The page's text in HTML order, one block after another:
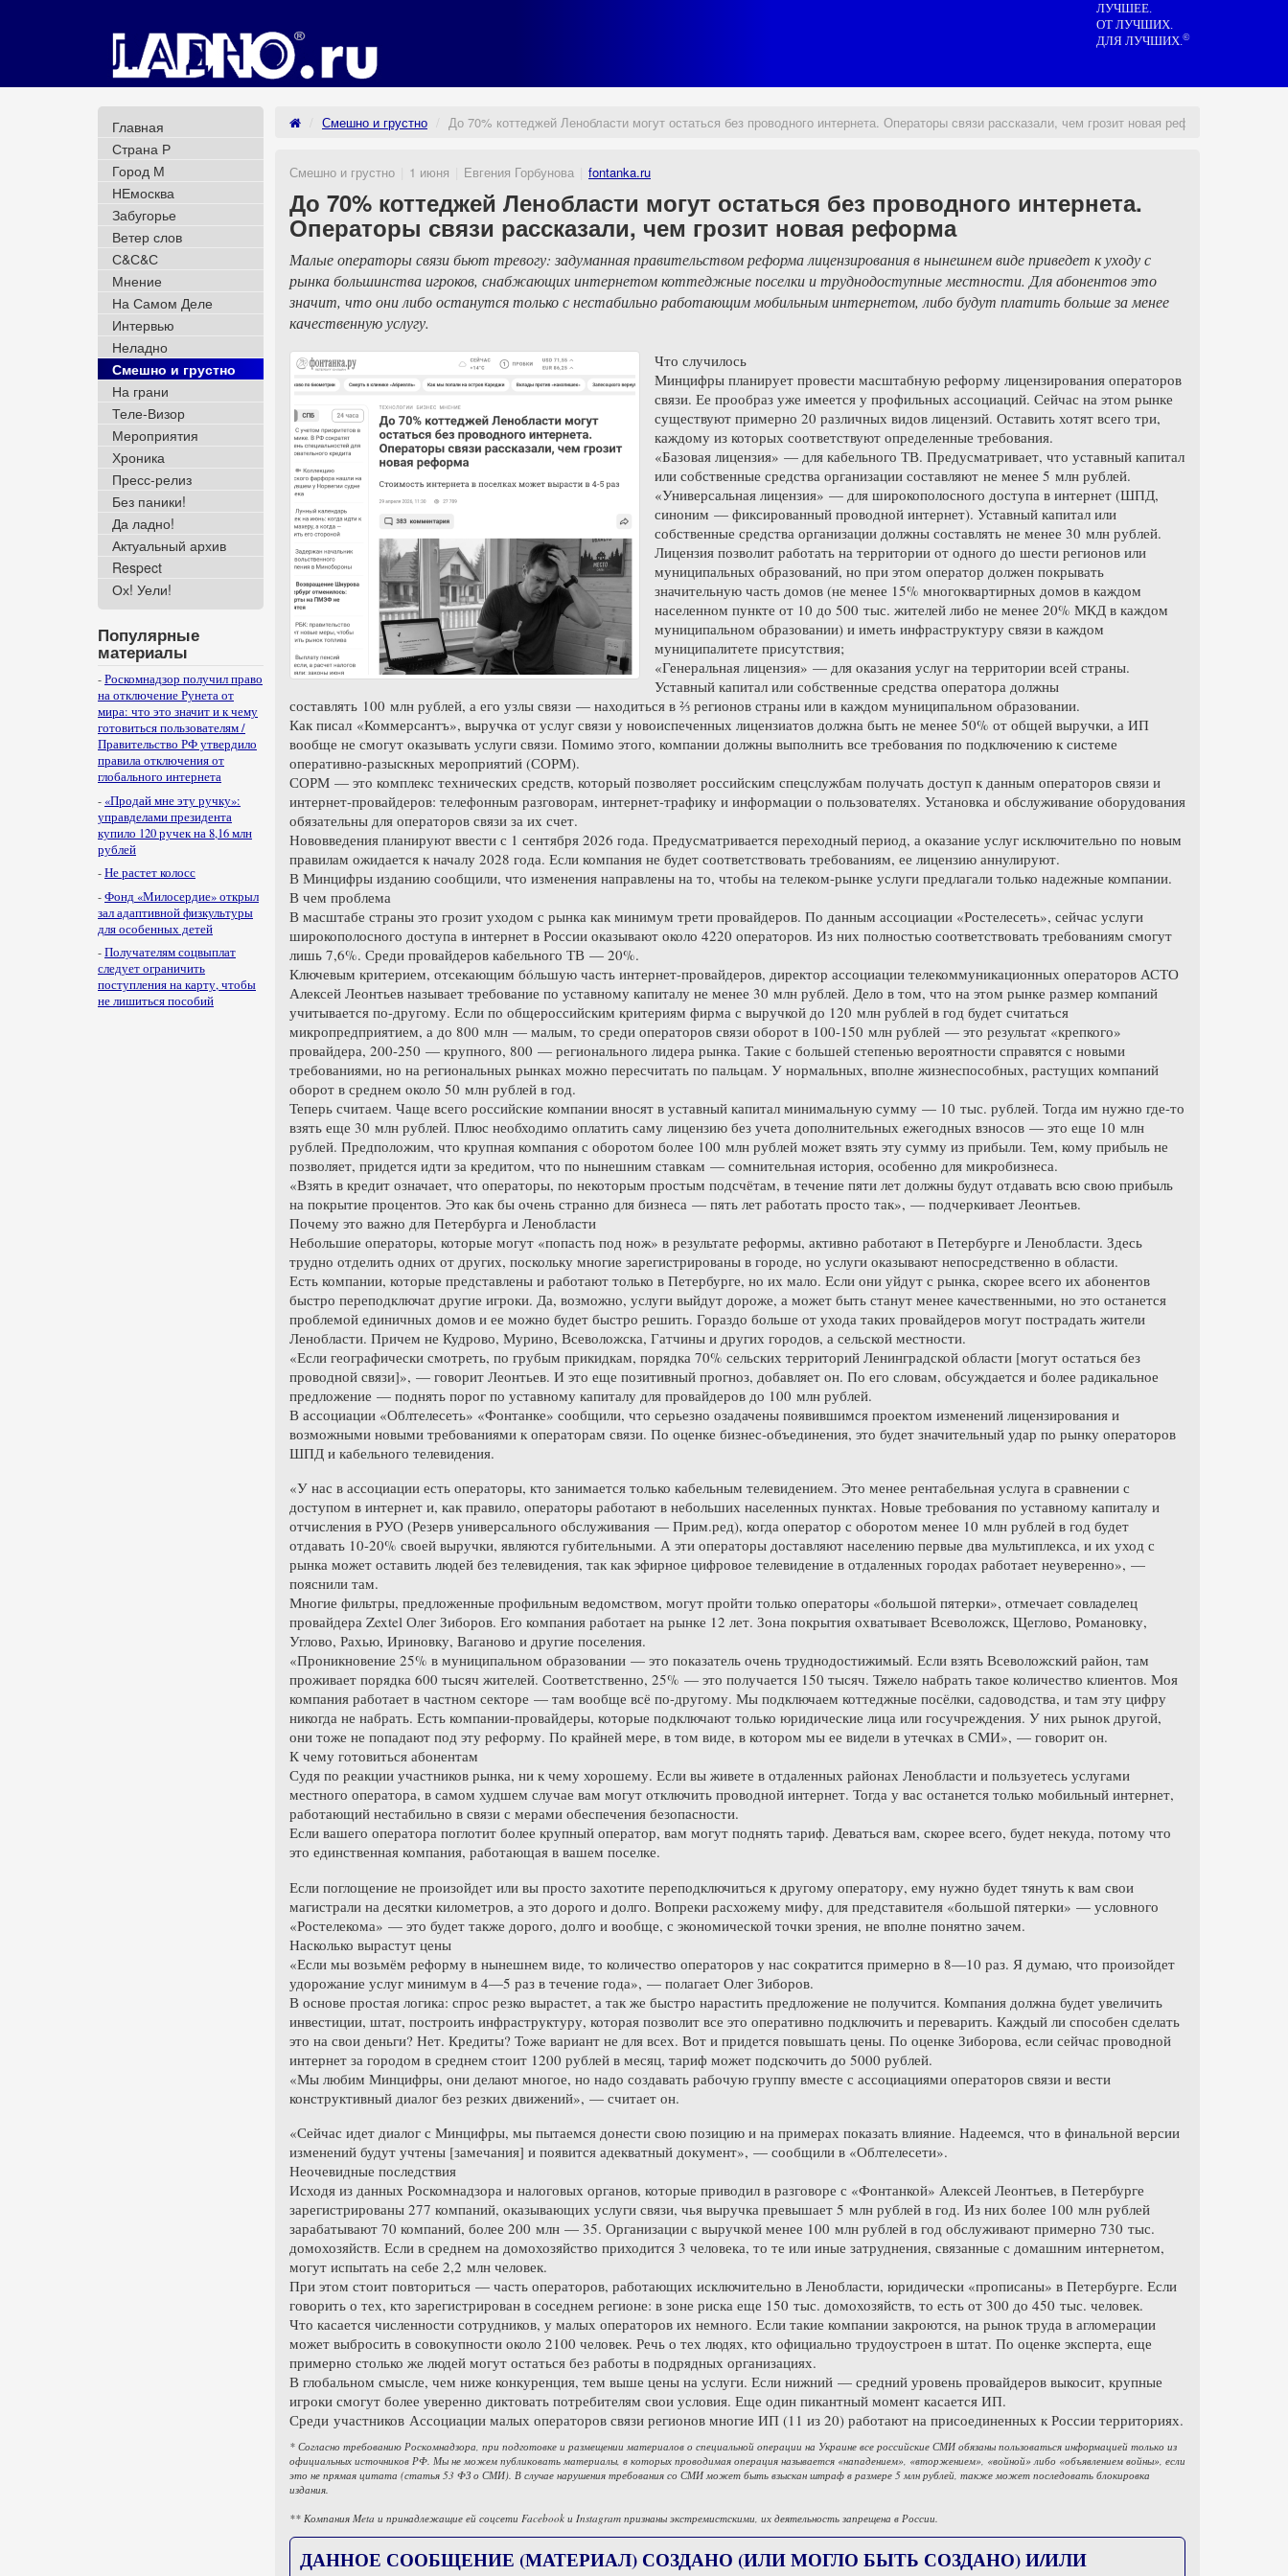
ЛУЧШЕЕ.
ОТ ЛУЧШИХ.
ДЛЯ ЛУЧШИХ.©
Главная
Страна Р
Город М
НЕмосква
Забугорье
Ветер слов
С&С&С
Мнение
На Самом Деле
Интервью
Неладно
Смешно и грустно
На грани
Теле-Визор
Мероприятия
Хроника
Пресс-релиз
Без паники!
Да ладно!
Актуальный архив
Respect
Ох! Уели!
Популярные
материалы
-Роскомнадзор получил право
на отключение Рунета от
мира: что это значит и к чему
готовиться пользователям /
Правительство РФ утвердило
правила отключения от
глобального интернета
- «Продай мне эту ручку»:
управделами президента
купило 120 ручек на 8,16 млн
рублей
-Не растет колосс
-Фонд «Милосердие» открыл
зал адаптивной физкультуры
для особенных детей
-Получателям соцвыплат
следует ограничить
поступления на карту, чтобы
не лишиться пособий
Смешно и грустно До 70% коттеджей Ленобласти могут остаться без проводного интернета. Операторы связи рассказали, чем грозит новая реформа
Смешно и грустно 1 июня Евгения Горбунова fontanka.ru
До 70% коттеджей Ленобласти могут остаться без проводного интернета.
Операторы связи рассказали, чем грозит новая реформа
Малые операторы связи бьют тревогу: задуманная правительством реформа лицензирования в нынешнем виде приведет к уходу с
рынка большинства игроков, снабжающих интернетом коттеджные поселки и труднодоступные местности. Для абонентов это
значит, что они либо останутся только с нестабильно работающим мобильным интернетом, либо будут платить больше за менее
качественную услугу.
Что случилось
Минцифры планирует провести масштабную реформу лицензирования операторов
связи. Ее прообраз уже имеется у профильных ассоциаций. Сейчас на этом рынке
существуют примерно 20 различных видов лицензий. Оставить хотят всего три,
каждому из которых соответствуют определенные требования.
«Базовая лицензия» — для кабельного ТВ. Предусматривает, что уставный капитал
или собственные средства организации составляют не менее 5 млн рублей.
«Универсальная лицензия» — для широкополосного доступа в интернет (ШПД,
синоним — фиксированный проводной интернет). Уставный капитал или
собственные средства организации должны составлять не менее 30 млн рублей.
Лицензия позволит работать на территории от одного до шести регионов или
муниципальных образований, но при этом оператор должен покрывать
значительную часть домов (не менее 15% многоквартирных домов в каждом
населенном пункте от 10 до 500 тыс. жителей либо не менее 20% МКД в каждом
муниципальном образовании) и иметь инфраструктуру связи в каждом
муниципалитете присутствия;
«Генеральная лицензия» — для оказания услуг на территории всей страны.
Уставный капитал или собственные средства оператора должны
составлять 100 млн рублей, а его узлы связи — находиться в ⅔ регионов страны или в каждом муниципальном образовании.
Как писал «Коммерсантъ», выручка от услуг связи у новоиспеченных лицензиатов должна быть не менее 50% от общей выручки, а ИП
вообще не смогут оказывать услуги связи. Помимо этого, компании должны выполнить все требования по подключению к системе
оперативно-разыскных мероприятий (СОРМ).
СОРМ — это комплекс технических средств, который позволяет российским спецслужбам получать доступ к данным операторов связи и
интернет-провайдеров: телефонным разговорам, интернет-трафику и информации о пользователях. Установка и обслуживание оборудования
обязательны для операторов связи за их счет.
Нововведения планируют ввести с 1 сентября 2026 года. Предусматривается переходный период, а оказание услуг исключительно по новым
правилам ожидается к началу 2028 года. Если компания не будет соответствовать требованиям, ее лицензию аннулируют.
В Минцифры изданию сообщили, что изменения направлены на то, чтобы на телеком-рынке услуги предлагали только надежные компании.
В чем проблема
В масштабе страны это грозит уходом с рынка как минимум трети провайдеров. По данным ассоциации «Ростелесеть», сейчас услуги
широкополосного доступа в интернет в России оказывают около 4220 операторов. Из них полностью соответствовать требованиям смогут
лишь 7,6%. Среди провайдеров кабельного ТВ — 20%.
Ключевым критерием, отсекающим бóльшую часть интернет-провайдеров, директор ассоциации телекоммуникационных операторов АСТО
Алексей Леонтьев называет требование по уставному капиталу не менее 30 млн рублей. Дело в том, что на этом рынке размер компаний
учитывается по-другому. Если по общероссийским критериям фирма с выручкой до 120 млн рублей в год будет считаться
микропредприятием, а до 800 млн — малым, то среди операторов связи оборот в 100-150 млн рублей — это результат «крепкого»
провайдера, 200-250 — крупного, 800 — регионального лидера рынка. Такие с большей степенью вероятности справятся с новыми
требованиями, но на региональных рынках можно пересчитать по пальцам. У нормальных, вполне жизнеспособных, растущих компаний
оборот в среднем около 50 млн рублей в год.
Теперь считаем. Чаще всего российские компании вносят в уставный капитал минимальную сумму — 10 тыс. рублей. Тогда им нужно где-то
взять еще 30 млн рублей. Плюс необходимо оплатить саму лицензию без учета дополнительных ежегодных взносов — это еще 10 млн
рублей. Предположим, что крупная компания с оборотом более 100 млн рублей может взять эту сумму из прибыли. Тем, кому прибыль не
позволяет, придется идти за кредитом, что по нынешним ставкам — сомнительная история, особенно для микробизнеса.
«Взять в кредит означает, что операторы, по некоторым простым подсчётам, в течение пяти лет должны будут отдавать всю свою прибыль
на покрытие процентов. Это как бы очень странно для бизнеса — пять лет работать просто так», — подчеркивает Леонтьев.
Почему это важно для Петербурга и Ленобласти
Небольшие операторы, которые могут «попасть под нож» в результате реформы, активно работают в Петербурге и Ленобласти. Здесь
трудно отделить одних от других, поскольку многие зарегистрированы в городе, но услуги оказывают непосредственно в области.
Есть компании, которые представлены и работают только в Петербурге, но их мало. Если они уйдут с рынка, скорее всего их абонентов
быстро переподключат другие игроки. Да, возможно, услуги выйдут дороже, а может быть станут менее качественными, но это останется
проблемой единичных домов и ее можно будет быстро решить. Гораздо больше от ухода таких провайдеров могут пострадать жители
Ленобласти. Причем не Кудрово, Мурино, Всеволожска, Гатчины и других городов, а сельской местности.
«Если географически смотреть, по грубым прикидкам, порядка 70% сельских территорий Ленинградской области [могут остаться без
проводной связи]», — говорит Леонтьев. И это еще позитивный прогноз, добавляет он. По его словам, обсуждается и более радикальное
предложение — поднять порог по уставному капиталу для провайдеров до 100 млн рублей.
В ассоциации «Облтелесеть» «Фонтанке» сообщили, что серьезно озадачены появившимся проектом изменений лицензирования и
возможными новыми требованиями к операторам связи. По оценке бизнес-объединения, это будет значительный удар по рынку операторов
ШПД и кабельного телевидения.
«У нас в ассоциации есть операторы, кто занимается только кабельным телевидением. Это менее рентабельная услуга в сравнении с
доступом в интернет и, как правило, операторы работают в небольших населенных пунктах. Новые требования по уставному капиталу и
отчисления в РУО (Резерв универсального обслуживания — Прим.ред), когда оператор с оборотом менее 10 млн рублей в год будет
отдавать 10-20% своей выручки, являются губительными. А эти операторы доставляют населению первые два мультиплекса, и их уход с
рынка может оставить людей без телевидения, так как эфирное цифровое телевидение в отдаленных городах работает неуверенно», —
пояснили там.
Многие фильтры, предложенные профильным ведомством, могут пройти только операторы «большой пятерки», отмечает совладелец
провайдера Zextel Олег Зиборов. Его компания работает на рынке 12 лет. Зона покрытия охватывает Всеволожск, Щеглово, Романовку,
Углово, Рахью, Ириновку, Ваганово и другие поселения.
«Проникновение 25% в муниципальном образовании — это показатель очень труднодостижимый. Если взять Всеволожский район, там
проживает порядка 600 тысяч жителей. Соответственно, 25% — это получается 150 тысяч. Тяжело набрать такое количество клиентов. Моя
компания работает в частном секторе — там вообще всё по-другому. Мы подключаем коттеджные посёлки, садоводства, и там эту цифру
никогда не набрать. Есть компании-провайдеры, которые подключают только юридические лица или госучреждения. У них рынок другой,
они тоже не попадают под эту реформу. По крайней мере, в том виде, в котором мы ее видели в утечках в СМИ», — говорит он.
К чему готовиться абонентам
Судя по реакции участников рынка, ни к чему хорошему. Если вы живете в отдаленных районах Ленобласти и пользуетесь услугами
местного оператора, в самом худшем случае вам могут отключить проводной интернет. Тогда у вас останется только мобильный интернет,
работающий нестабильно в связи с мерами обеспечения безопасности.
Если вашего оператора поглотит более крупный оператор, вам могут поднять тариф. Деваться вам, скорее всего, будет некуда, потому что
это единственная компания, работающая в вашем поселке.
Если поглощение не произойдет или вы просто захотите переподключиться к другому оператору, ему нужно будет тянуть к вам свои
магистрали на десятки километров, а это дорого и долго. Вопреки расхожему мифу, для представителя «большой пятерки» — условного
«Ростелекома» — это будет также дорого, долго и вообще, с экономической точки зрения, не вполне понятно зачем.
Насколько вырастут цены
«Если мы возьмём реформу в нынешнем виде, то количество операторов у нас сократится примерно в 8—10 раз. Я думаю, что произойдет
удорожание услуг минимум в 4—5 раз в течение года», — полагает Олег Зиборов.
В основе простая логика: спрос резко вырастет, а так же быстро нарастить предложение не получится. Компания должна будет увеличить
инвестиции, штат, построить инфраструктуру, которая позволит все это оперативно подключить и переварить. Каждый ли способен сделать
это на свои деньги? Нет. Кредиты? Тоже вариант не для всех. Вот и придется повышать цены. По оценке Зиборова, если сейчас проводной
интернет за городом в среднем стоит 1200 рублей в месяц, тариф может подскочить до 5000 рублей.
«Мы любим Минцифры, они делают многое, но надо создавать рабочую группу вместе с ассоциациями операторов связи и вести
конструктивный диалог без резких движений», — считает он.
«Сейчас идет диалог с Минцифры, мы пытаемся донести свою позицию и на примерах показать влияние. Надеемся, что в финальной версии
изменений будут учтены [замечания] и появится адекватный документ», — сообщили в «Облтелесети».
Неочевидные последствия
Исходя из данных Роскомнадзора и налоговых органов, которые приводил в разговоре с «Фонтанкой» Алексей Леонтьев, в Петербурге
зарегистрированы 277 компаний, оказывающих услуги связи, чья выручка превышает 5 млн рублей в год. Из них более 100 млн рублей
зарабатывают 70 компаний, более 200 млн — 35. Организации с выручкой менее 100 млн рублей в год обслуживают примерно 730 тыс.
домохозяйств. Если в среднем на домохозяйство приходится 3 человека, то те или иные затруднения, связанные с домашним интернетом,
могут испытать на себе 2,2 млн человек.
При этом стоит повториться — часть операторов, работающих исключительно в Ленобласти, юридически «прописаны» в Петербурге. Если
говорить о тех, кто зарегистрирован в соседнем регионе: в зоне риска еще 150 тыс. домохозяйств, то есть от 300 до 450 тыс. человек.
Что касается численности сотрудников, у малых операторов их немного. Если такие компании закроются, на рынок труда в агломерации
может выбросить в совокупности около 2100 человек. Речь о тех людях, кто официально трудоустроен в штат. По оценке эксперта, еще
примерно столько же людей могут остаться без работы в подрядных организациях.
В глобальном смысле, чем ниже конкуренция, тем выше цены на услуги. Если нижний — средний уровень провайдеров выкосит, крупные
игроки смогут более уверенно диктовать потребителям свои условия. Еще один пикантный момент касается ИП.
Среди участников Ассоциации малых операторов связи регионов многие ИП (11 из 20) работают на присоединенных к России территориях.
* Согласно требованию Роскомнадзора, при подготовке и размещении материалов о специальной операции на Украине все российские СМИ обязаны пользоваться информацией только из
официальных источников РФ. Мы не можем публиковать материалы, в которых проводимая операция называется «нападением», «вторжением», «войной» либо «объявлением войны», если
это не прямая цитата (статья 53 ФЗ о СМИ). В случае нарушения требования со СМИ может быть взыскан штраф в размере 5 млн рублей, также может последовать блокировка
издания.
** Компания Meta и принадлежащие ей соцсети Facebook и Instagram признаны экстремистскими, их деятельность запрещена в России.
ДАННОЕ СООБЩЕНИЕ (МАТЕРИАЛ) СОЗДАНО (ИЛИ МОГЛО БЫТЬ СОЗДАНО) И/ИЛИ